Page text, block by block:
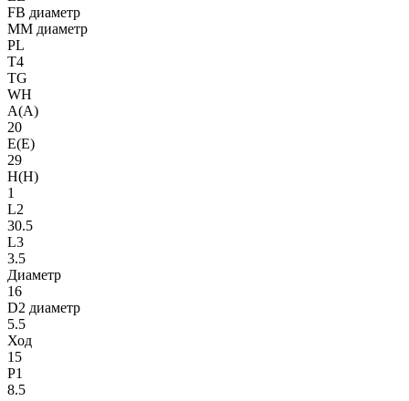
FB диаметр
MM диаметр
PL
T4
TG
WH
A(A)
20
E(E)
29
H(H)
1
L2
30.5
L3
3.5
Диаметр
16
D2 диаметр
5.5
Ход
15
P1
8.5